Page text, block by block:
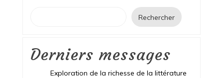
Rechercher
Derniers messages
Exploration de la richesse de la littérature